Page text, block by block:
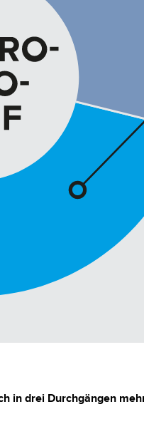
drei Durchgängen